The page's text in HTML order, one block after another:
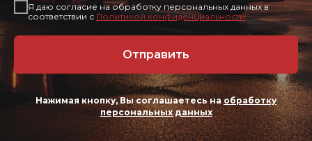
Я даю согласие на обработку персональных данных в
соответствии с Политикой конфиденциальности.
Отправить
Нажимая кнопку, Вы соглашаетесь наобработку
персональных данных